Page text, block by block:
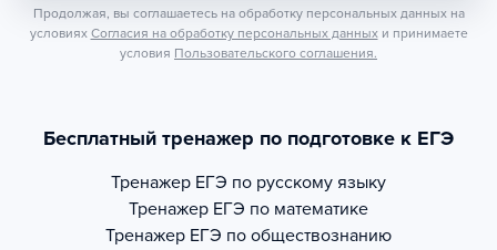
Продолжая, вы соглашаетесь на обработку персональных данных на
условиях Согласия на обработку персональных данных и принимаете
условия Пользовательского соглашения.
Бесплатный тренажер по подготовке к ЕГЭ
Тренажер ЕГЭ по русскому языку
Тренажер ЕГЭ по математике
Тренажер ЕГЭ по обществознанию